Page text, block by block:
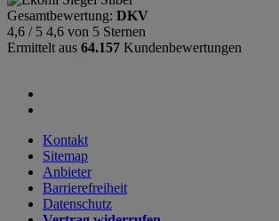
Gesamtbewertung: DKV
4,6 / 5 4,6 von 5 Sternen
Ermittelt aus 64.157 Kundenbewertungen
Kontakt
Sitemap
Anbieter
Barrierefreiheit
Datenschutz